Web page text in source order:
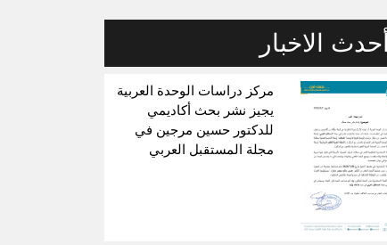
أحدث الاخبار
مركز دراسات الوحدة العربية
يجيز نشر بحث أكاديمي
للدكتور حسين مرجين في
مجلة المستقبل العربي